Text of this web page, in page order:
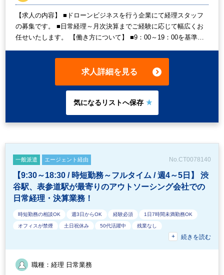
【求人の内容】 ■ドローンビジネスを行う企業にて経理スタッフ
の募集です。 ■日常経理～月次決算までご経験に応じて幅広くお
任せいたします。 【働き方について】 ■9：00～19：00を基準と
営業日までは1日7時間以上の勤務を希望しております。 ■月中は
週2～3程度、1日4時間程度を想定しております。 ■月間稼働時間
本的には出社となりますが、状況に応じて1日程度リモート可能で
求人詳細を見る
一般派遣 エージェント経由 No.CT0078140
【9:30～18:30 / 時短勤務～フルタイム / 週4～5日】 渋
谷駅、表参道駅が最寄りのアウトソーシング会社での
日常経理・決算業務！
時短勤務の相談OK 週3日からOK 経験必須 1日7時間未満勤務OK
オフィスが禁煙 土日祝休み 50代活躍中 残業なし
主婦（ママ）・主夫歓迎 定時早め 週5日勤務 駅から徒歩5分以内
40代活躍中
弊社からの入社実績あり
続きを読む
職種：経理 日常業務